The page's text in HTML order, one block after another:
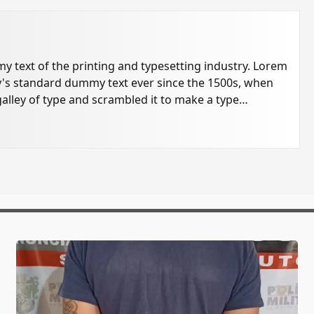
text of the printing and typesetting industry. Lorem
standard dummy text ever since the 1500s, when
of type and scrambled it to make a type